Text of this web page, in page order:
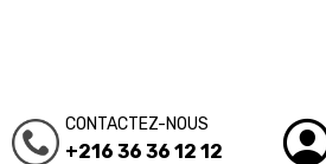
CONTACTEZ-NOUS
+216 36 36 12 12